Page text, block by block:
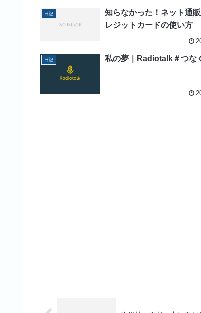
日記
知らなかった！ネット通
レジットカードの使い方
日記 私の夢｜Radiotalk＃つな